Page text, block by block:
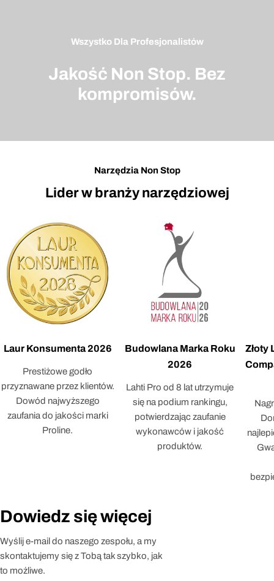
Wszystko Dla Profesjonalistów
Jakość Non Stop. Bez
kompromisów.
Narzędzia Non Stop
Lider w branży narzędziowej
Laur Konsumenta 2026
Prestiżowe godło
przyznawane przez klientów.
Dowód najwyższego
zaufania do jakości marki
Proline.
Budowlana Marka Roku
2026
Lahti Pro od 8 lat utrzymuje
się na podium rankingu,
potwierdzając zaufanie
wykonawców i jakość
produktów.
Złoty
Dowiedz się więcej
Wyślij e-mail do naszego zespołu, a my
skontaktujemy się z Tobą tak szybko, jak
to możliwe.